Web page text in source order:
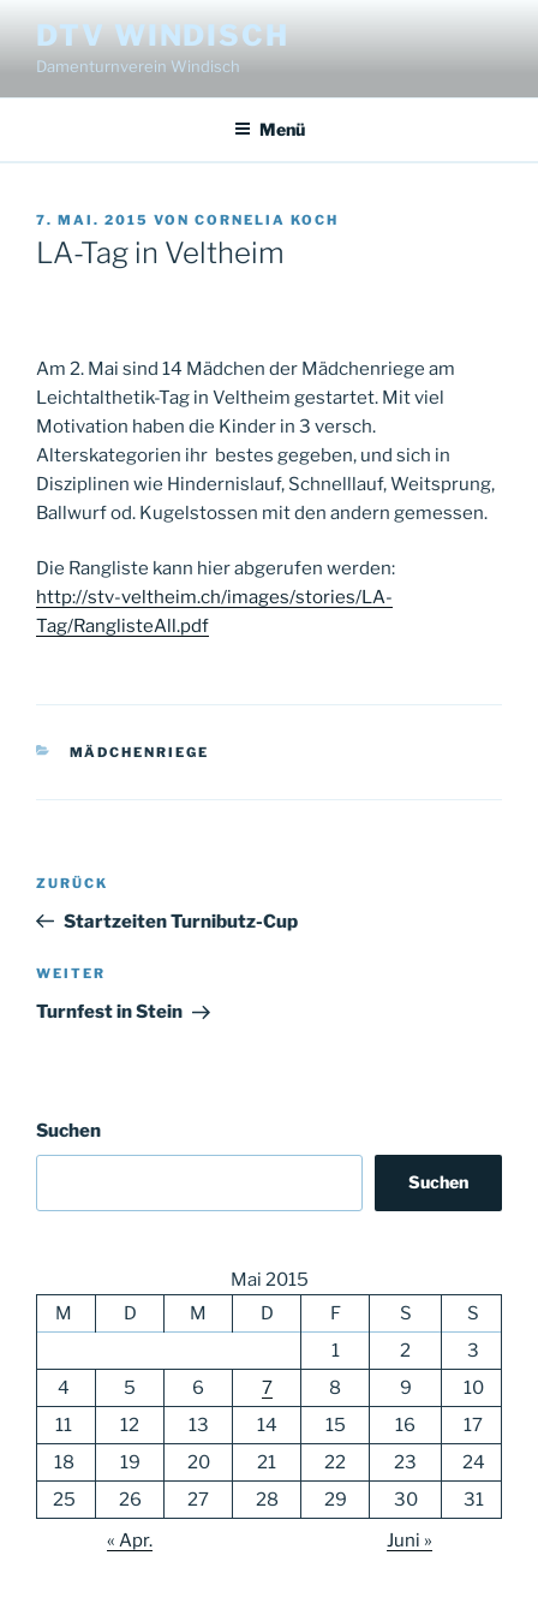
Inhalt
springen
DTV WINDISCH
Damenturnverein Windisch
Menü
VERÖFFENTLICHT
AM
7. MAI. 2015 VON CORNELIA KOCH
LA-Tag in Veltheim
Am 2. Mai sind 14 Mädchen der Mädchenriege am
Leichtalthetik-Tag in Veltheim gestartet. Mit viel
Motivation haben die Kinder in 3 versch.
Alterskategorien ihr bestes gegeben, und sich in
Disziplinen wie Hindernislauf, Schnelllauf, Weitsprung,
Ballwurf od. Kugelstossen mit den andern gemessen.
Die Rangliste kann hier abgerufen werden:
http://stv-veltheim.ch/images/stories/LA-
Tag/RanglisteAll.pdf
KATEGORIEN
MÄDCHENRIEGE
Beitragsnavigation
Vorheriger
Beitrag
ZURÜCK
Startzeiten Turnibutz-Cup
Nächster
Beitrag
WEITER
Turnfest in Stein
Suchen
Suchen
Mai 2015
M
D M D F S
S
1
2
3
4
5 6 7 8 9
10
11
12 13 14 15 16
17
18
19 20 21 22 23
24
25
26 27 28 29 30
31
« Apr.
Juni »